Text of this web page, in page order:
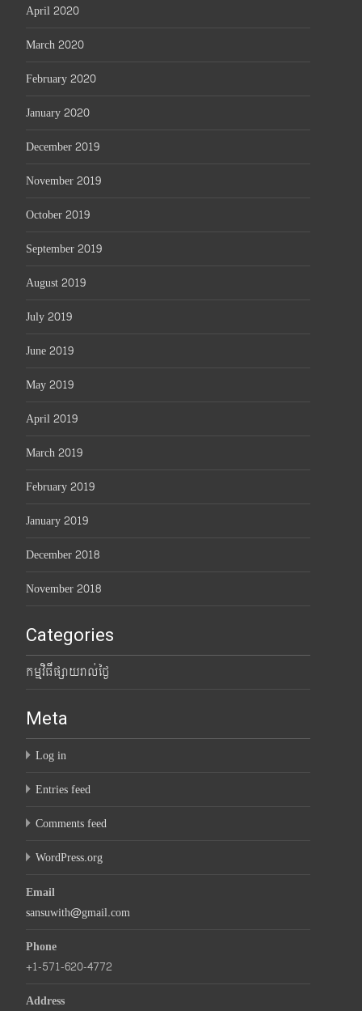
April 2020
March 2020
February 2020
January 2020
December 2019
November 2019
October 2019
September 2019
August 2019
July 2019
June 2019
May 2019
April 2019
March 2019
February 2019
January 2019
December 2018
November 2018
Categories
កម្មវិធីផ្សាយរាល់ថ្ងៃ
Meta
Log in
Entries feed
Comments feed
WordPress.org
Email
sansuwith@gmail.com
Phone
+1-571-620-4772
Address